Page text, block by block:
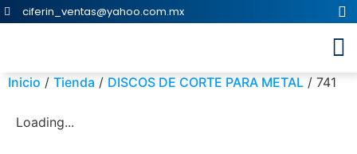
ciferin_ventas@yahoo.com.mx
Inicio / Tienda / DISCOS DE CORTE PARA METAL / 741
Loading...